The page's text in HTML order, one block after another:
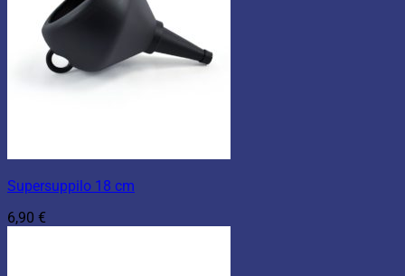
Supersuppilo 18 cm
6,90 €